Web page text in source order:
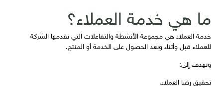
ما هي خدمة العملاء؟
خدمة العملاء هي مجموعة الأنشطة والتفاعلات التي تقدمها الشركة
للعملاء قبل وأثناء وبعد الحصول على الخدمة أو المنتج.
وتهدف إلى:
تحقيق رضا العملاء.